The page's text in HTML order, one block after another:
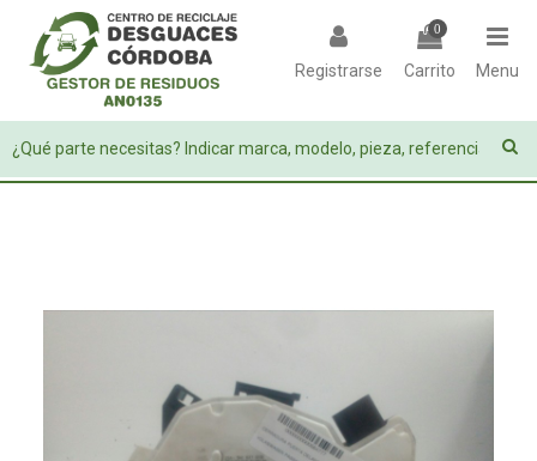
Registrarse
0
Carrito Menu